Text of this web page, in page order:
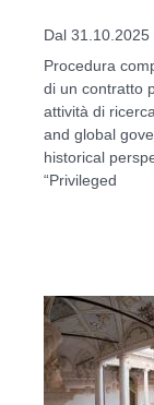
Dal
Procedura
di un contratto
attività di
and global
historical
“Privileged